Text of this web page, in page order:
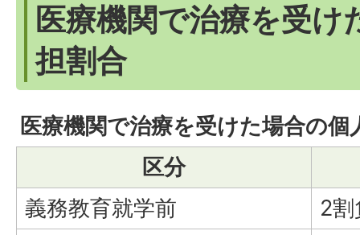
医療機関で治療を受け
担割合
医療機関で治療を受けた場合の個
区分
義務教育就学前
2